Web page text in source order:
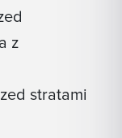
z
stratami